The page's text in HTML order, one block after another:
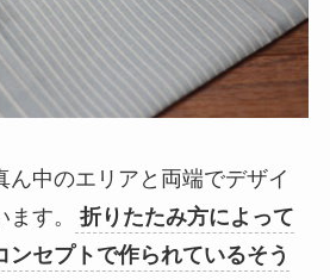
ん中のエリアと両端でデザイ
す。
折りたたみ方によって
ンセプトで作られているそう